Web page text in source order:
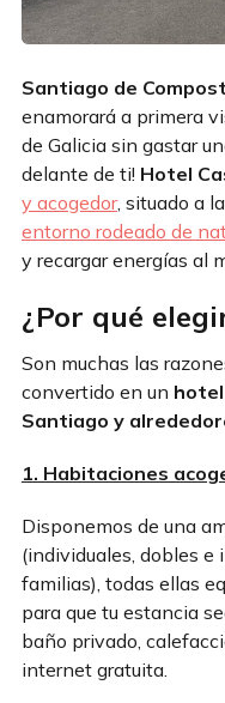
Santiago de
enamorará a primera
de Galicia sin gastar
delante de ti! Hotel
y acogedor, situado a
entorno rodeado de
y recargar energías al
¿Por qué
Son muchas las
convertido en un
Santiago y
1. Habitaciones
Disponemos de una
(individuales, dobles
familias), todas ellas
para que tu estancia
baño privado,
internet gratuita.